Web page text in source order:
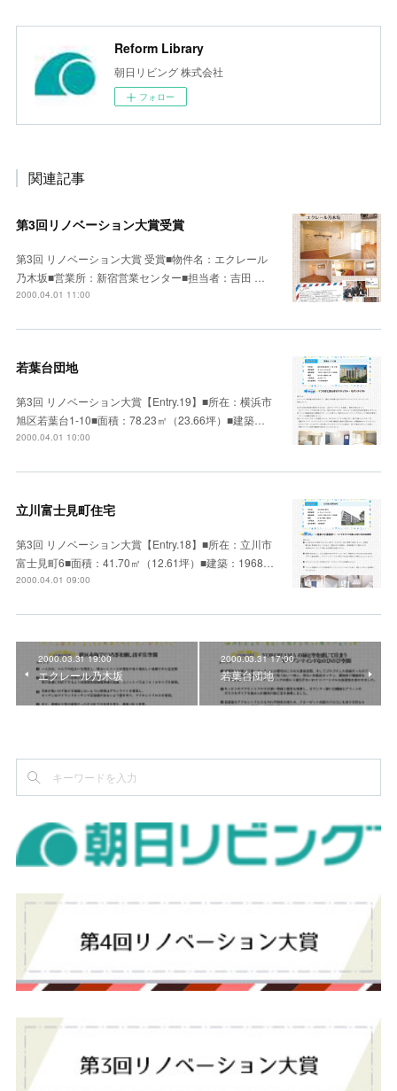
Reform Library
朝日リビング 株式会社
フォロー
関連記事
第3回リノベーション大賞受賞
第3回 リノベーション大賞 受賞■物件名：エクレール
乃木坂■営業所：新宿営業センター■担当者：吉田 …
2000.04.01 11:00
若葉台団地
第3回 リノベーション大賞【Entry.19】■所在：横浜市
旭区若葉台1-10■面積：78.23㎡（23.66坪）■建築…
2000.04.01 10:00
立川富士見町住宅
第3回 リノベーション大賞【Entry.18】■所在：立川市
富士見町6■面積：41.70㎡（12.61坪）■建築：1968…
2000.04.01 09:00
2000.03.31 19:00
エクレール乃木坂
2000.03.31 17:00
若葉台団地